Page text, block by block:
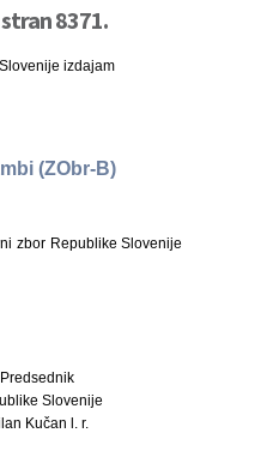
8371.
izdajam
(ZObr-B)
zbor Republike Slovenije
Predsednik
Slovenije
Kučan l. r.